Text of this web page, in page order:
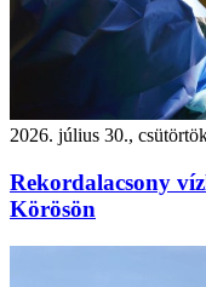
2026. július 30.,
Rekordalacsony
Körösön